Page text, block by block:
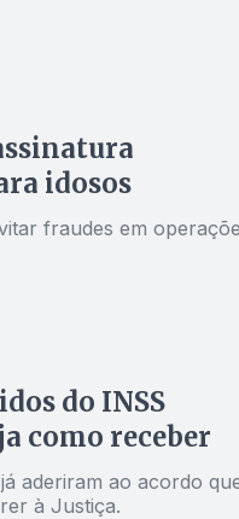
idosos
fraudes em
do INSS
como receber
aderiram ao acordo
à Justiça.